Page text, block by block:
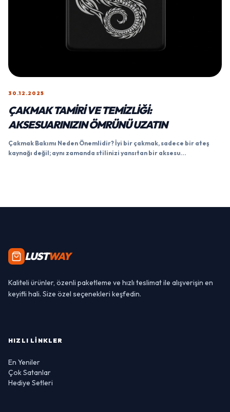
30.12.2025
ÇAKMAK TAMIRI VE TEMIZLIĞI:
AKSESUARINIZIN ÖMRÜNÜ UZATIN
Çakmak Bakımı Neden Önemlidir? İyi bir çakmak, sadece bir ateş
kaynağı değil; aynı zamanda stilinizi yansıtan bir aksesu...
LUSTWAY
Kaliteli ürünler, özenli paketleme ve hızlı teslimat ile alışverişin en
keyifli hali. Size özel seçenekleri keşfedin.
HIZLI LINKLER
En Yeniler
Çok Satanlar
Hediye Setleri